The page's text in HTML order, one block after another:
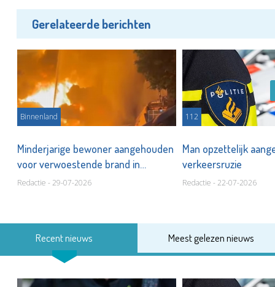
Gerelateerde berichten
Binnenland
Minderjarige bewoner aangehouden
voor verwoestende brand in
jeugdzorginstelling
Redactie - 29-07-2026
112
Man opzettelijk
verkeersruzie
Redactie - 22-07-2026
Recent nieuws Meest gelezen nieuws